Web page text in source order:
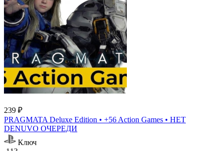
239 ₽
PRAGMATA Deluxe Edition • +56 Action Games • НЕТ
DENUVO ОЧЕРЕДИ
Ключ